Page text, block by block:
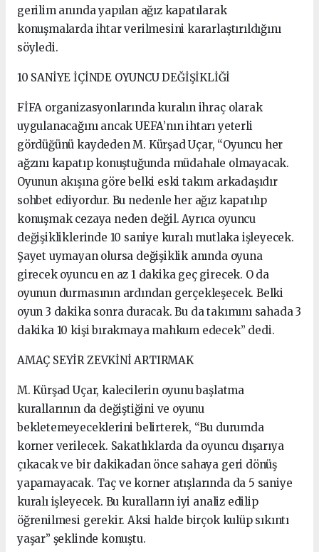
gerilim anında yapılan ağız kapatılarak
konuşmalarda ihtar verilmesini kararlaştırıldığını
söyledi.
10 SANİYE İÇİNDE OYUNCU DEĞİŞİKLİĞİ
FİFA organizasyonlarında kuralın ihraç olarak
uygulanacağını ancak UEFA’nın ihtarı yeterli
gördüğünü kaydeden M. Kürşad Uçar, “Oyuncu her
ağzını kapatıp konuştuğunda müdahale olmayacak.
Oyunun akışına göre belki eski takım arkadaşıdır
sohbet ediyordur. Bu nedenle her ağız kapatılıp
konuşmak cezaya neden değil. Ayrıca oyuncu
değişikliklerinde 10 saniye kuralı mutlaka işleyecek.
Şayet uymayan olursa değişiklik anında oyuna
girecek oyuncu en az 1 dakika geç girecek. O da
oyunun durmasının ardından gerçekleşecek. Belki
oyun 3 dakika sonra duracak. Bu da takımını sahada 3
dakika 10 kişi bırakmaya mahkum edecek” dedi.
AMAÇ SEYİR ZEVKİNİ ARTIRMAK
M. Kürşad Uçar, kalecilerin oyunu başlatma
kurallarının da değiştiğini ve oyunu
bekletemeyeceklerini belirterek, “Bu durumda
korner verilecek. Sakatlıklarda da oyuncu dışarıya
çıkacak ve bir dakikadan önce sahaya geri dönüş
yapamayacak. Taç ve korner atışlarında da 5 saniye
kuralı işleyecek. Bu kuralların iyi analiz edilip
öğrenilmesi gerekir. Aksi halde birçok kulüp sıkıntı
yaşar” şeklinde konuştu.